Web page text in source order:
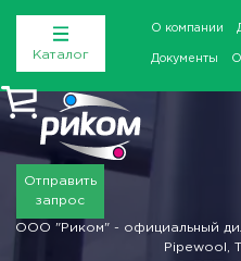
Каталог
О компании
Документы
Отправить
запрос
ООО "Риком" - официальный
Pipewool,